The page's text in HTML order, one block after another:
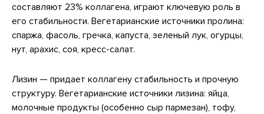
составляют 23% коллагена, играют ключевую роль в
его стабильности. Вегетарианские источники пролина:
спаржа, фасоль, гречка, капуста, зеленый лук, огурцы,
нут, арахис, соя, кресс-салат.
Лизин — придает коллагену стабильность и прочную
структуру. Вегетарианские источники лизина: яйца,
молочные продукты (особенно сыр пармезан), тофу,